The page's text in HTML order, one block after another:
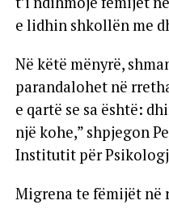
e lidhin shkollën me
Në këtë mënyrë,
parandalohet në
e qartë se sa është:
një kohe,” shpjegon
Institutit për
Migrena te fëmijët në